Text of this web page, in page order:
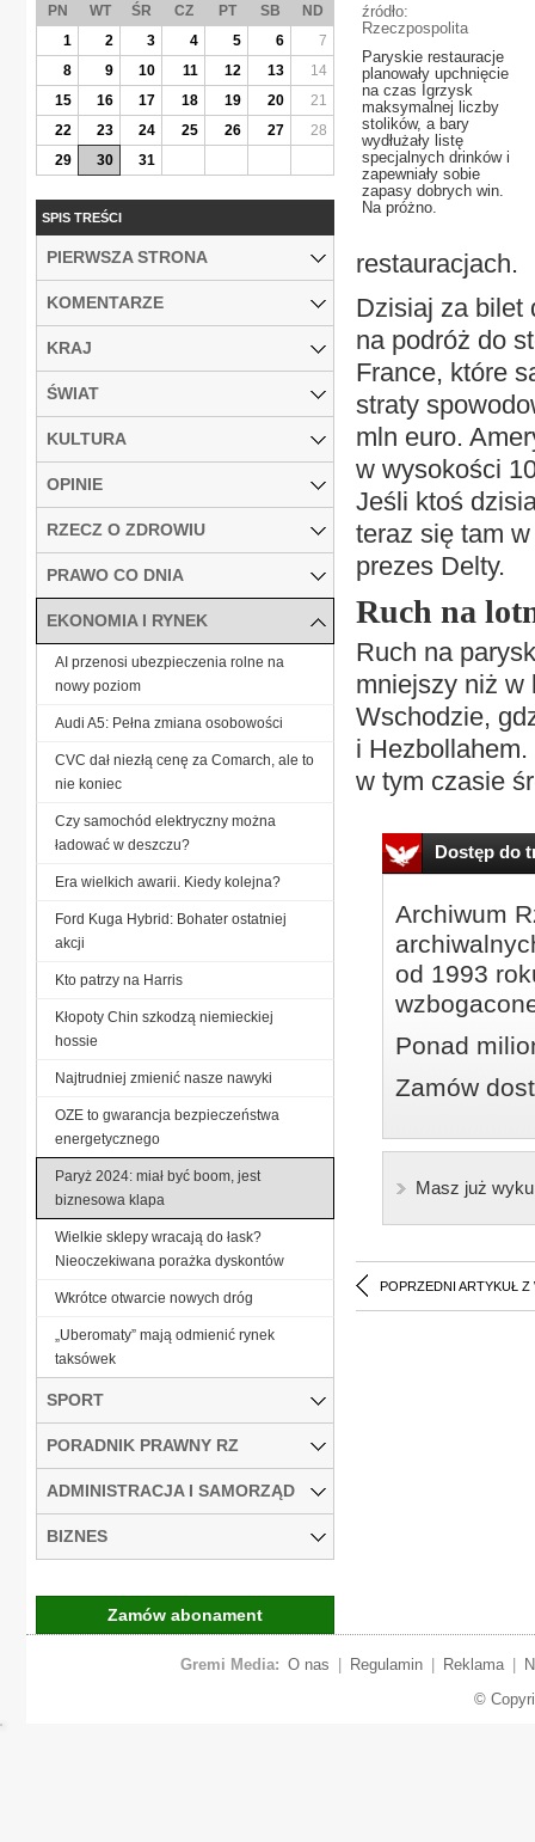
źródło:
Rzeczpospolita
Paryskie restauracje
planowały upchnięcie
na czas Igrzysk
maksymalnej liczby
stolików, a bary
wydłużały listę
specjalnych drinków i
zapewniały sobie
zapasy dobrych win.
Na próżno.
restauracjach.
Dzisiaj za bilet
na podróż do
France, które
straty
mln euro.
w wysokości
Jeśli ktoś
teraz się tam
prezes Delty.
Ruch na
Ruch na
mniejszy niż w
Wschodzie,
i
w tym czasie
Dostęp do
Archiwum
od 1993
Ponad
Zamów
Masz już
POPRZEDNI ARTYKUŁ Z
PN WT ŚR CZ PT SB
ND
1
2 3 4 5 6
7
8
9 10 11 12 13
14
15
16 17 18 19 20
21
22
23 24 25 26 27
28
29
30 31
SPIS TREŚCI
PIERWSZA STRONA
KOMENTARZE
KRAJ
ŚWIAT
KULTURA
OPINIE
RZECZ O ZDROWIU
PRAWO CO DNIA
EKONOMIA I RYNEK
AI przenosi ubezpieczenia rolne na
nowy poziom
Audi A5: Pełna zmiana osobowości
CVC dał niezłą cenę za Comarch, ale to
nie koniec
Czy samochód elektryczny można
ładować w deszczu?
Era wielkich awarii. Kiedy kolejna?
Ford Kuga Hybrid: Bohater ostatniej
akcji
Kto patrzy na Harris
Kłopoty Chin szkodzą niemieckiej
hossie
Najtrudniej zmienić nasze nawyki
OZE to gwarancja bezpieczeństwa
energetycznego
Paryż 2024: miał być boom, jest
biznesowa klapa
Wielkie sklepy wracają do łask?
Nieoczekiwana porażka dyskontów
Wkrótce otwarcie nowych dróg
„Uberomaty” mają odmienić rynek
taksówek
SPORT
PORADNIK PRAWNY RZ
ADMINISTRACJA I SAMORZĄD
BIZNES
Zamów abonament
Gremi Media: O nas Regulamin Reklama
©